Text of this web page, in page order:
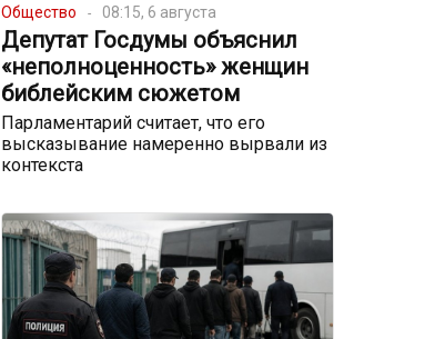
Общество 08:15, 6 августа
Депутат Госдумы объяснил
«неполноценность» женщин
библейским сюжетом
Парламентарий считает, что его
высказывание намеренно вырвали из
контекста